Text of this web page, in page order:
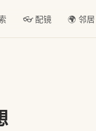
👓 配镜 🌍 邻居